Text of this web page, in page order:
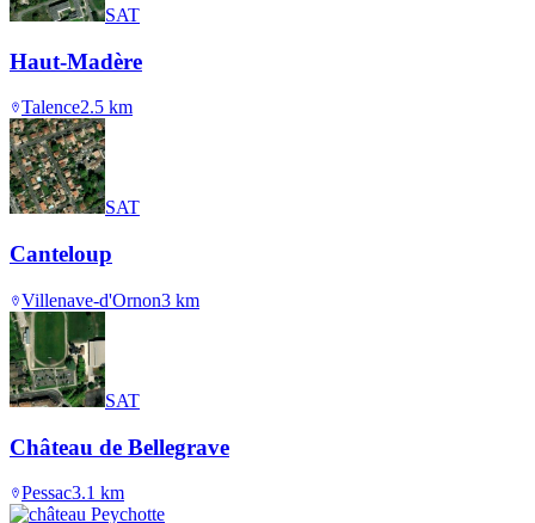
SAT
Haut-Madère
Talence2.5 km
SAT
Canteloup
Villenave-d'Ornon3 km
SAT
Château de Bellegrave
Pessac3.1 km